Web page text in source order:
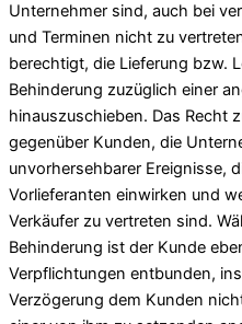
Unternehmer sind, auch bei
und Terminen nicht zu
berechtigt, die Lieferung bzw.
Behinderung zuzüglich einer
hinauszuschieben. Das Recht
gegenüber Kunden, die
unvorhersehbarer Ereignisse,
Vorlieferanten einwirken und
Verkäufer zu vertreten sind.
Behinderung ist der Kunde
Verpflichtungen entbunden,
Verzögerung dem Kunden